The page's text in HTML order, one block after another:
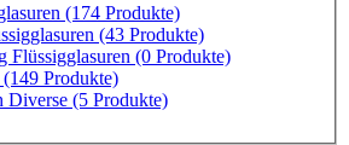
(174 Produkte)
(43 Produkte)
Flüssigglasuren (0 Produkte)
(149 Produkte)
Diverse (5 Produkte)